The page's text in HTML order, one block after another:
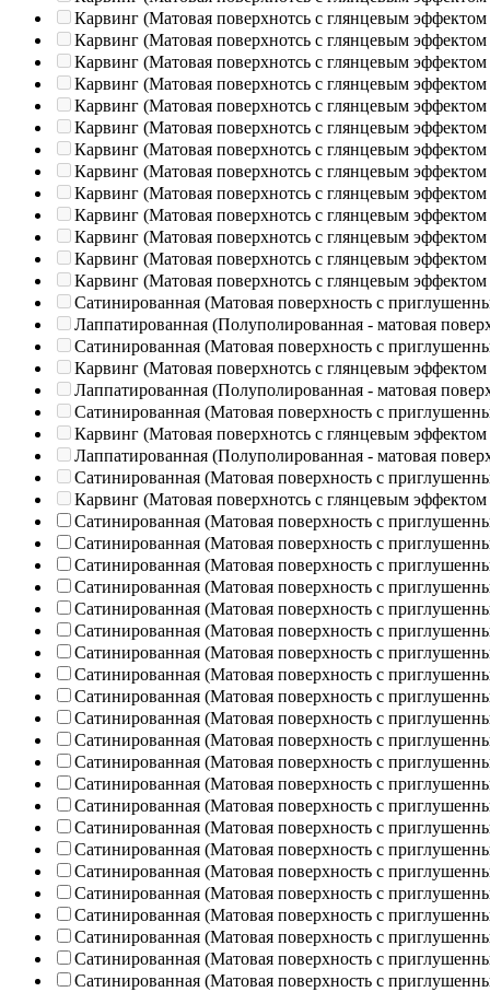
Карвинг (Матовая поверхнотсь с глянцевым эффектом
Карвинг (Матовая поверхнотсь с глянцевым эффектом
Карвинг (Матовая поверхнотсь с глянцевым эффектом
Карвинг (Матовая поверхнотсь с глянцевым эффектом
Карвинг (Матовая поверхнотсь с глянцевым эффектом
Карвинг (Матовая поверхнотсь с глянцевым эффектом
Карвинг (Матовая поверхнотсь с глянцевым эффектом
Карвинг (Матовая поверхнотсь с глянцевым эффектом
Карвинг (Матовая поверхнотсь с глянцевым эффектом
Карвинг (Матовая поверхнотсь с глянцевым эффектом
Карвинг (Матовая поверхнотсь с глянцевым эффектом
Карвинг (Матовая поверхнотсь с глянцевым эффектом
Карвинг (Матовая поверхнотсь с глянцевым эффектом
Сатинированная (Матовая поверхность с
Лаппатированная (Полуполированная - матовая
Сатинированная (Матовая поверхность с
Карвинг (Матовая поверхнотсь с глянцевым эффектом
Лаппатированная (Полуполированная - матовая
Сатинированная (Матовая поверхность с
Карвинг (Матовая поверхнотсь с глянцевым эффектом
Лаппатированная (Полуполированная - матовая
Сатинированная (Матовая поверхность с
Карвинг (Матовая поверхнотсь с глянцевым эффектом
Сатинированная (Матовая поверхность с
Сатинированная (Матовая поверхность с
Сатинированная (Матовая поверхность с
Сатинированная (Матовая поверхность с
Сатинированная (Матовая поверхность с
Сатинированная (Матовая поверхность с
Сатинированная (Матовая поверхность с
Сатинированная (Матовая поверхность с
Сатинированная (Матовая поверхность с
Сатинированная (Матовая поверхность с
Сатинированная (Матовая поверхность с
Сатинированная (Матовая поверхность с
Сатинированная (Матовая поверхность с
Сатинированная (Матовая поверхность с
Сатинированная (Матовая поверхность с
Сатинированная (Матовая поверхность с
Сатинированная (Матовая поверхность с
Сатинированная (Матовая поверхность с
Сатинированная (Матовая поверхность с
Сатинированная (Матовая поверхность с
Сатинированная (Матовая поверхность с
Сатинированная (Матовая поверхность с